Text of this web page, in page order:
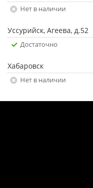
Нет в наличии
Уссурийск, Агеева, д.52
Достаточно
Хабаровск
Нет в наличии